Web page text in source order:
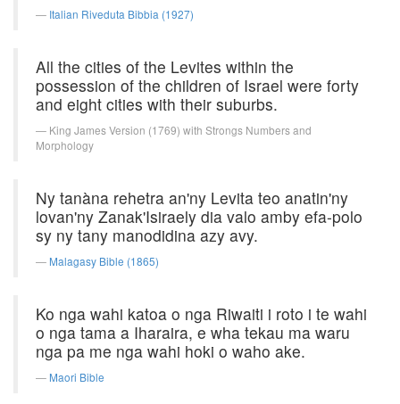
Italian Riveduta Bibbia (1927)
All the cities of the Levites within the
possession of the children of Israel were forty
and eight cities with their suburbs.
King James Version (1769) with Strongs Numbers and
Morphology
Ny tanàna rehetra an'ny Levita teo anatin'ny
lovan'ny Zanak'Isiraely dia valo amby efa-polo
sy ny tany manodidina azy avy.
Malagasy Bible (1865)
Ko nga wahi katoa o nga Riwaiti i roto i te wahi
o nga tama a Iharaira, e wha tekau ma waru
nga pa me nga wahi hoki o waho ake.
Maori Bible